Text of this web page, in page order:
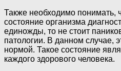
Также необходимо понимать,
состояние организма
единожды, то не стоит
патологии. В данном случае,
нормой. Такое состояние
каждого здорового человека.